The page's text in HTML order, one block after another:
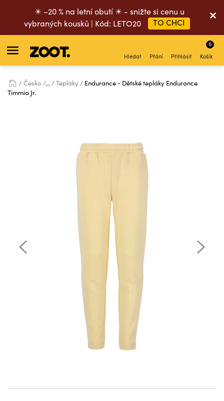
☀ –20 % na letní obutí ☀ - snižte si cenu u
vybraných kousků | Kód: LETO20
TO CHCI
Hledat Přání Přihlásit Košík
0
Česko ... Tepláky
Endurance - Dětské tepláky Endurance
Timmia Jr.